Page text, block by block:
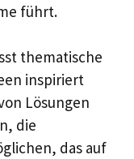
führt.
thematische
inspiriert
Lösungen
die
das auf